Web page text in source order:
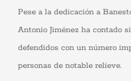
Pese a la dedicación a
Antonio Jiménez ha contado
defendidos con un número
personas de notable relieve.